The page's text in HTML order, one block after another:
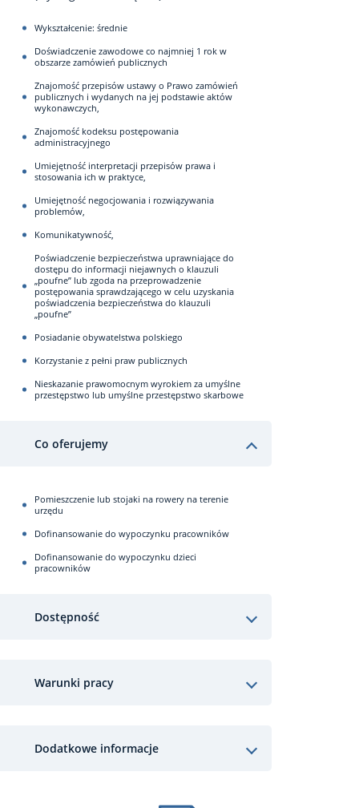
Wykształcenie: średnie
Doświadczenie zawodowe co najmniej 1 rok w
obszarze zamówień publicznych
Znajomość przepisów ustawy o Prawo zamówień
publicznych i wydanych na jej podstawie aktów
wykonawczych,
Znajomość kodeksu postępowania
administracyjnego
Umiejętność interpretacji przepisów prawa i
stosowania ich w praktyce,
Umiejętność negocjowania i rozwiązywania
problemów,
Komunikatywność,
Poświadczenie bezpieczeństwa uprawniające do
dostępu do informacji niejawnych o klauzuli
„poufne” lub zgoda na przeprowadzenie
postępowania sprawdzającego w celu uzyskania
poświadczenia bezpieczeństwa do klauzuli
„poufne”
Posiadanie obywatelstwa polskiego
Korzystanie z pełni praw publicznych
Nieskazanie prawomocnym wyrokiem za umyślne
przestępstwo lub umyślne przestępstwo skarbowe
Co oferujemy
Pomieszczenie lub stojaki na rowery na terenie
urzędu
Dofinansowanie do wypoczynku pracowników
Dofinansowanie do wypoczynku dzieci
pracowników
Dostępność
Warunki pracy
Dodatkowe informacje